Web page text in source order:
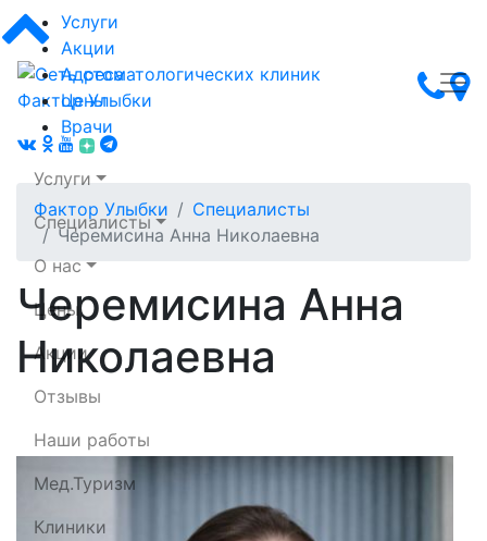
Сеть стоматологических клиник Фактор Улыбки
Услуги
Акции
Адреса
Цены
Врачи
Услуги
Специалисты
О нас
Цены
Акции
Отзывы
Наши работы
Мед.Туризм
Клиники
Фактор Улыбки
Специалисты
Черемисина Анна Николаевна
Черемисина Анна
Николаевна